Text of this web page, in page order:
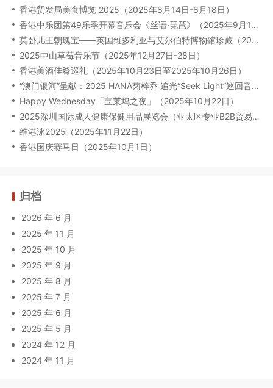
香港贸发局美食博览 2025（2025年8月14日-8月18日）
香港中乐团第49乐季开幕音乐会《丝语·琵琶》（2025年9月12日至13日）
莫卧儿王朝瑰宝——英国维多利亚与艾尔伯特博物馆珍藏（2025年8月6日-2026年2月23日）
2025中山草莓音乐节（2025年12月27日-28日）
香港美酒佳肴巡礼（2025年10月23日至2025年10月26日）
“澳门银河”呈献：2025 HANA菊梓乔 追光“Seek Light”巡回音乐会-澳门限定场（2025年9月27日）
Happy Wednesday「宝莱坞之夜」（2025年10月22日）
2025深圳国际成人健康保健用品展览会（亚太区专业B2B贸易展）（2025年09月17-19日）
维港泳2025（2025年11月22日）
香港国庆赛马日（2025年10月1日）
归档
2026 年 6 月
2025 年 11 月
2025 年 10 月
2025 年 9 月
2025 年 8 月
2025 年 7 月
2025 年 6 月
2025 年 5 月
2024 年 12 月
2024 年 11 月